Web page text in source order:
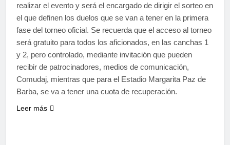
realizar el evento y será el encargado de dirigir el sorteo en
el que definen los duelos que se van a tener en la primera
fase del torneo oficial. Se recuerda que el acceso al torneo
será gratuito para todos los aficionados, en las canchas 1
y 2, pero controlado, mediante invitación que pueden
recibir de patrocinadores, medios de comunicación,
Comudaj, mientras que para el Estadio Margarita Paz de
Barba, se va a tener una cuota de recuperación.
Leer más